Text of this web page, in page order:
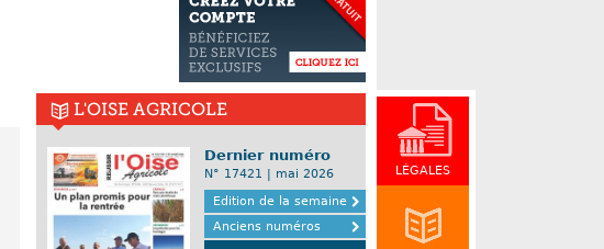
LÉGALES
L'OISE AGRICOLE
Dernier numéro
N° 17421 | mai 2026
Edition de la semaine
Anciens numéros